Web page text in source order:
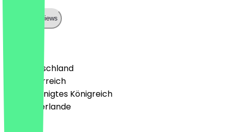
Show all reviews
🇩🇪 Deutschland
🇦🇹 Österreich
🇬🇧 Vereinigtes Königreich
🇳🇱 Niederlande
Sprache